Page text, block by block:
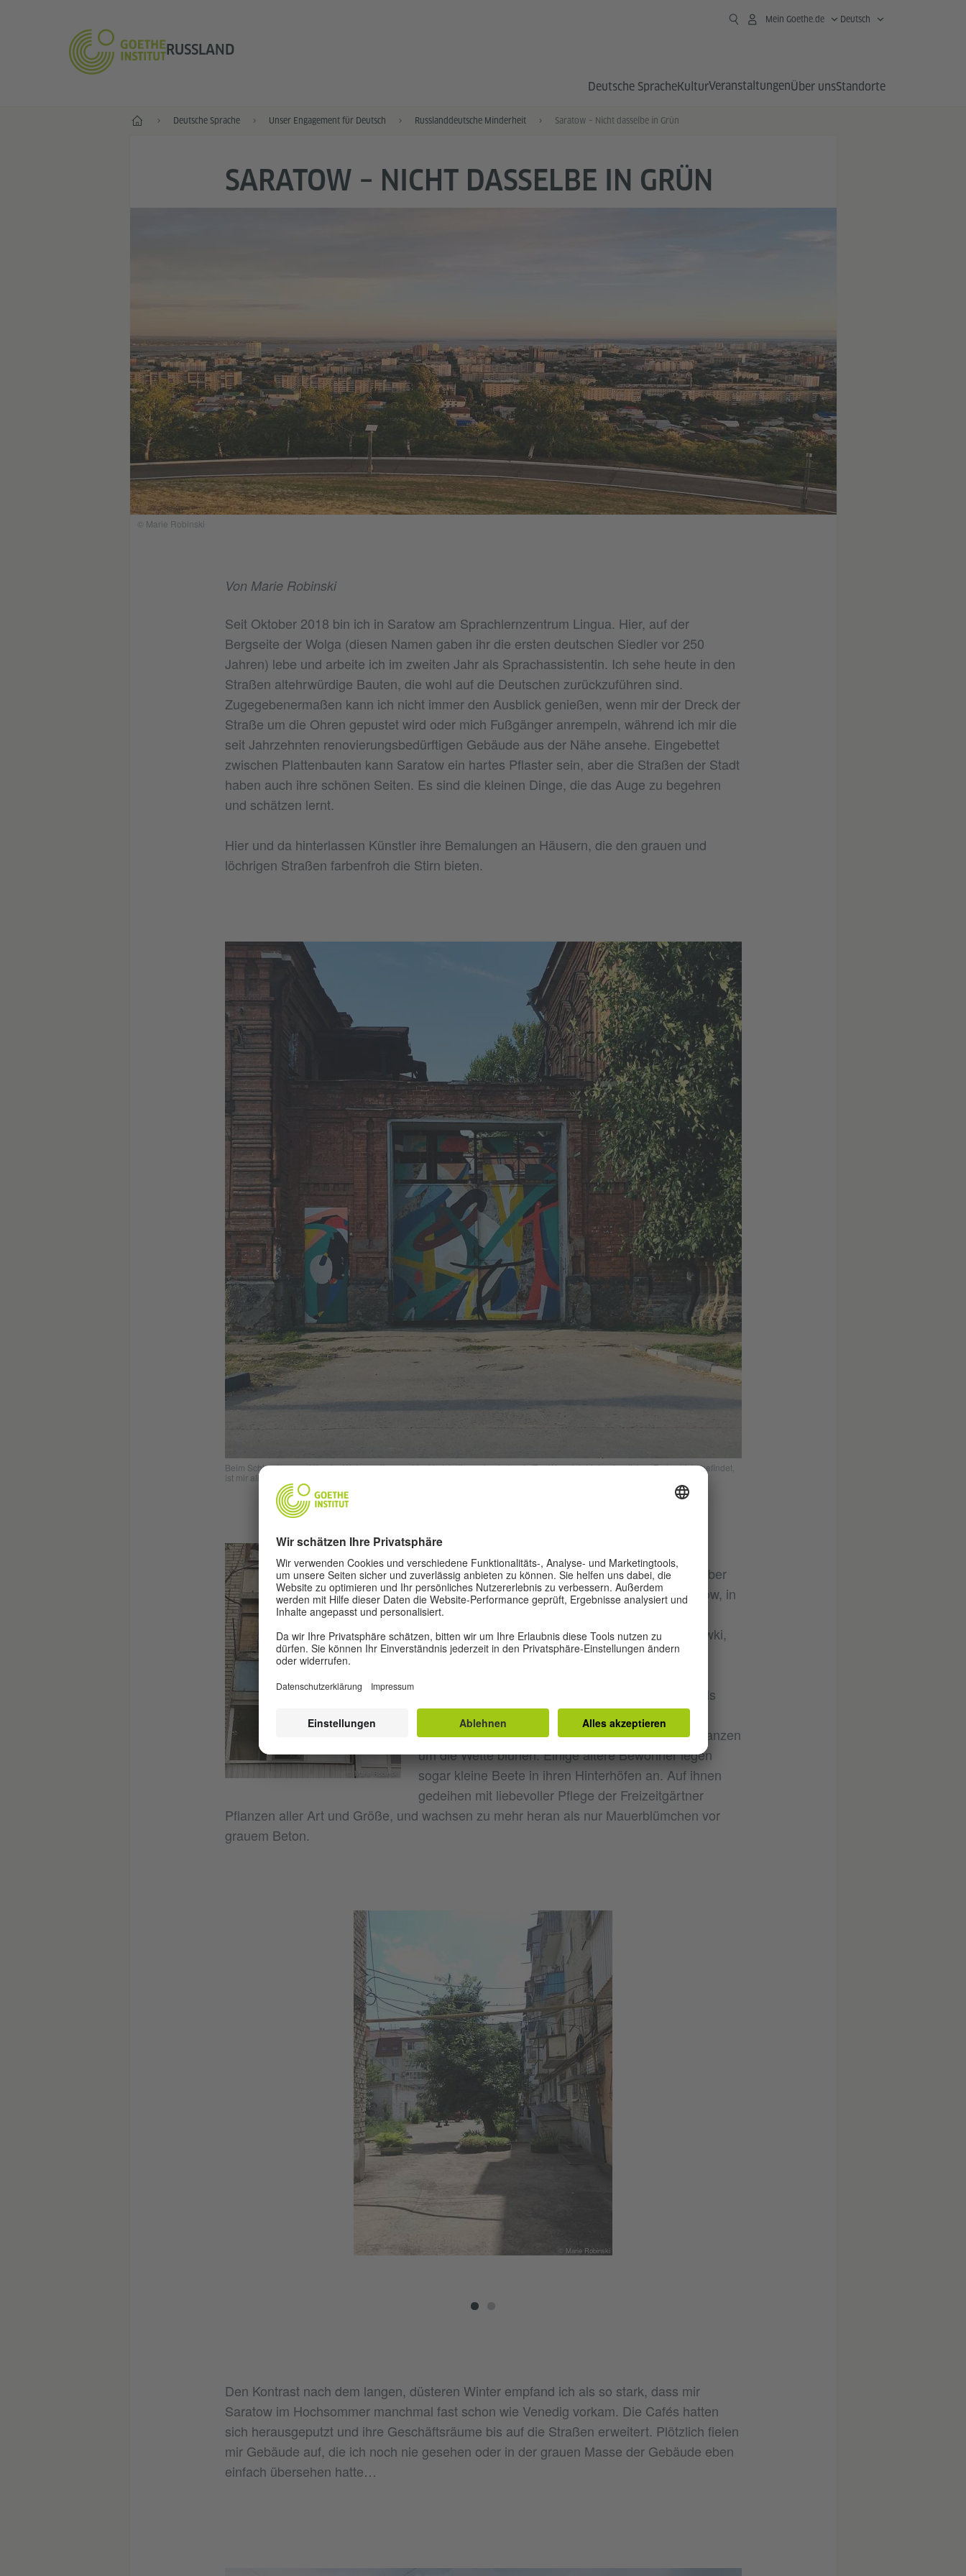
RUSSLAND
Mein Goethe.de Deutsch
Deutsche SpracheKulturVeranstaltungenÜber unsStandorte
Start Deutsche Sprache Unser Engagement für Deutsch Russlanddeutsche Minderheit Saratow – Nicht dasselbe in Grün
SARATOW – NICHT DASSELBE IN GRÜN
© Marie Robinski
Von Marie Robinski
Seit Oktober 2018 bin ich in Saratow am Sprachlernzentrum Lingua. Hier, auf der
Bergseite der Wolga (diesen Namen gaben ihr die ersten deutschen Siedler vor 250
Jahren) lebe und arbeite ich im zweiten Jahr als Sprachassistentin. Ich sehe heute in den
Straßen altehrwürdige Bauten, die wohl auf die Deutschen zurückzuführen sind.
Zugegebenermaßen kann ich nicht immer den Ausblick genießen, wenn mir der Dreck der
Straße um die Ohren gepustet wird oder mich Fußgänger anrempeln, während ich mir die
seit Jahrzehnten renovierungsbedürftigen Gebäude aus der Nähe ansehe. Eingebettet
zwischen Plattenbauten kann Saratow ein hartes Pflaster sein, aber die Straßen der Stadt
haben auch ihre schönen Seiten. Es sind die kleinen Dinge, die das Auge zu begehren
und schätzen lernt.
Hier und da hinterlassen Künstler ihre Bemalungen an Häusern, die den grauen und
löchrigen Straßen farbenfroh die Stirn bieten.
Beim Schlendern am Ufer der Wolga entlang entdeckte ich dieses kunterbunte Tor. Was sich hinter der dicken Farbschicht befindet,
ist mir allerdings unbekannt.
© Мarie Robinski
buntbestickte Gardine so ins Auge fallen könnte. Aber
es versüßte mir sehr den Tag, als ich hier in Saratow, in
einem der tausend gleich aussehenden Soviet-
Fensterchen der Plattenbauten, der Chruschtschowki,
eine so liebevolle Dekoration entdeckte.
Farbe – das ist etwas, was den Straßen hier oftmals
fehlt. Im Sommer ist das Problem nicht ganz so
allgegenwärtig, da in fast jedem Hinterhof viele Pflanzen
um die Wette blühen. Einige ältere Bewohner legen
sogar kleine Beete in ihren Hinterhöfen an. Auf ihnen
gedeihen mit liebevoller Pflege der Freizeitgärtner
Pflanzen aller Art und Größe, und wachsen zu mehr heran als nur Mauerblümchen vor
grauem Beton.
© Marie Robinski
Den Kontrast nach dem langen, düsteren Winter empfand ich als so stark, dass mir
Saratow im Hochsommer manchmal fast schon wie Venedig vorkam. Die Cafés hatten
sich herausgeputzt und ihre Geschäftsräume bis auf die Straßen erweitert. Plötzlich fielen
mir Gebäude auf, die ich noch nie gesehen oder in der grauen Masse der Gebäude eben
einfach übersehen hatte…